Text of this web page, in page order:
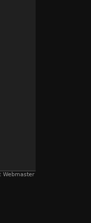
Webmaster